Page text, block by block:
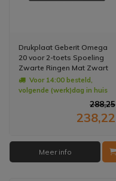
Drukplaat Geberit Omega
20 voor 2-toets Spoeling
Zwarte Ringen Mat Zwart
Voor 14:00 besteld,
volgende (werk)dag in huis
288,25
238,22
Meer info